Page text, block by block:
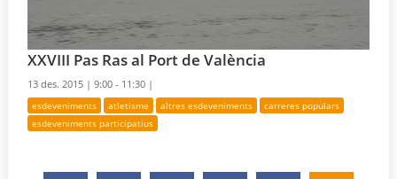
XXVIII Pas Ras al Port de València
13 des. 2015 |9:00 - 11:30 |
esdeveniments atletisme altres esdeveniments
carreres populars
esdeveniments participatius